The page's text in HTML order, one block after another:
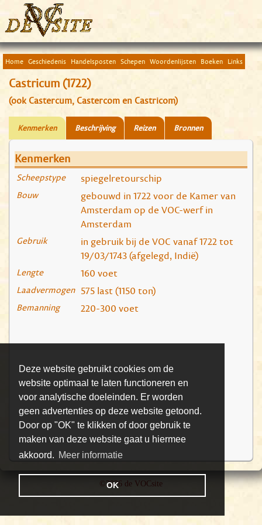
Deze website gebruikt cookies om de
website optimaal te laten functioneren en
voor analytische doeleinden. Er worden
geen advertenties op deze website getoond.
Door op "OK" te klikken of door gebruik te
maken van deze website gaat u hiermee
akkoord. Meer informatie
OK
Home Geschiedenis Handelsposten Schepen Woordenlijsten Boeken Links
Castricum (1722)
(ook Castercum, Castercom en Castricom)
Kenmerken Beschrijving Reizen Bronnen
Kenmerken
Scheepstype spiegelretourschip
Bouw
gebouwd in 1722 voor de Kamer van
Amsterdam op de VOC-werf in
Amsterdam
Gebruik
in gebruik bij de VOC vanaf 1722 tot
19/03/1743 (afgelegd, Indië)
Lengte 160 voet
Laadvermogen 575 last (1150 ton)
Bemanning 220-300 voet
©2026 de VOCsite